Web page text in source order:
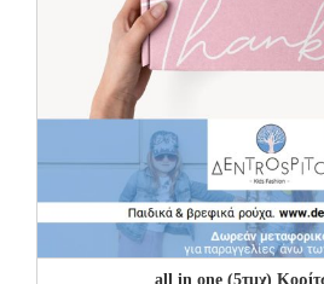
all in one (5τμχ)